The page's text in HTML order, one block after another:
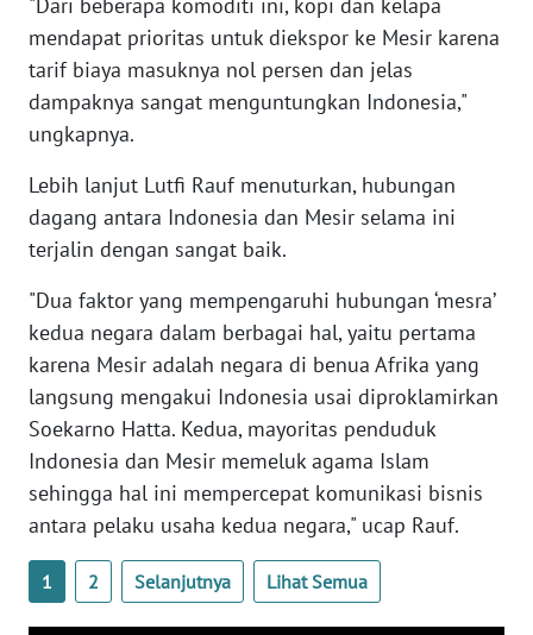
mendapat prioritas untuk diekspor ke Mesir karena
tarif biaya masuknya nol persen dan jelas
dampaknya sangat menguntungkan Indonesia,"
ungkapnya.
Lebih lanjut Lutfi Rauf menuturkan, hubungan
dagang antara Indonesia dan Mesir selama ini
terjalin dengan sangat baik.
"Dua faktor yang mempengaruhi hubungan ‘mesra’
kedua negara dalam berbagai hal, yaitu pertama
karena Mesir adalah negara di benua Afrika yang
langsung mengakui Indonesia usai diproklamirkan
Soekarno Hatta. Kedua, mayoritas penduduk
Indonesia dan Mesir memeluk agama Islam
sehingga hal ini mempercepat komunikasi bisnis
antara pelaku usaha kedua negara," ucap Rauf.
1 2 Selanjutnya Lihat Semua
RIAU
WN
SERAMBI
JAMBI
WN
WN
NTB
WN
SULTENG
WN
WN